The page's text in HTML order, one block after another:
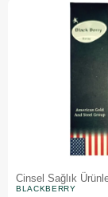
Cinsel Sağlık
BLACKBERRY